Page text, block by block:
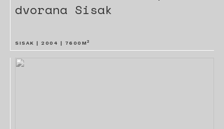
dvorana Sisak
SISAK | 2004 | 7600 M 2